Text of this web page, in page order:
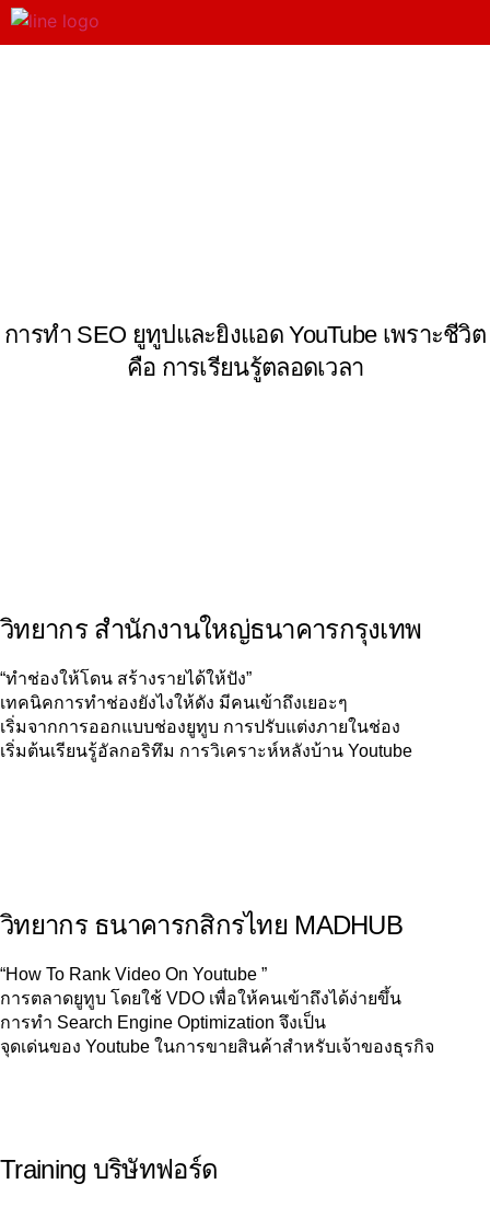
การทำ SEO ยูทูปและยิงแอด YouTube เพราะชีวิต
คือ การเรียนรู้ตลอดเวลา
วิทยากร สำนักงานใหญ่ธนาคารกรุงเทพ
“ทำช่องให้โดน สร้างรายได้ให้ปัง”
เทคนิคการทำช่องยังไงให้ดัง มีคนเข้าถึงเยอะๆ
เริ่มจากการออกแบบช่องยูทูบ การปรับแต่งภายในช่อง
เริ่มต้นเรียนรู้อัลกอริทึม การวิเคราะห์หลังบ้าน Youtube
วิทยากร ธนาคารกสิกรไทย MADHUB
“How To Rank Video On Youtube ”
การตลาดยูทูบ โดยใช้ VDO เพื่อให้คนเข้าถึงได้ง่ายขึ้น
การทำ Search Engine Optimization จึงเป็น
จุดเด่นของ Youtube ในการขายสินค้าสำหรับเจ้าของธุรกิจ
Training บริษัทฟอร์ด